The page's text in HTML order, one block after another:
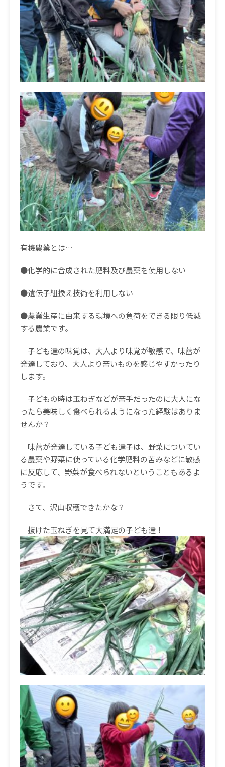
有機農業とは…
●化学的に合成された肥料及び農薬を使用しない
●遺伝子組換え技術を利用しない
●農業生産に由来する環境への負荷をできる限り低減
する農業です。
子ども達の味覚は、大人より味覚が敏感で、味蕾が
発達しており、大人より苦いものを感じやすかったり
します。
子どもの時は玉ねぎなどが苦手だったのに大人にな
ったら美味しく食べられるようになった経験はありま
せんか？
味蕾が発達している子ども達子は、野菜についてい
る農薬や野菜に使っている化学肥料の苦みなどに敏感
に反応して、野菜が食べられないということもあるよ
うです。
さて、沢山収穫できたかな？
抜けた玉ねぎを見て大満足の子ども達！